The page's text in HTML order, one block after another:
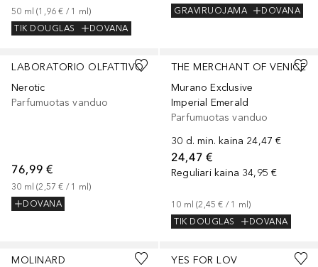
50 ml (1,96 € / 1 ml)
TIK DOUGLAS
DOVANA
GRAVIRUOJAMA
DOVANA
LABORATORIO OLFATTIVO
Nerotic
Parfumuotas vanduo
76,99 €
30 ml (2,57 € / 1 ml)
DOVANA
THE MERCHANT OF VENICE
Murano Exclusive
Imperial Emerald
Parfumuotas vanduo
30 d. min. kaina 24,47 €
24,47 €
Reguliari kaina 34,95 €
10 ml (2,45 € / 1 ml)
TIK DOUGLAS
DOVANA
MOLINARD
YES FOR LOV